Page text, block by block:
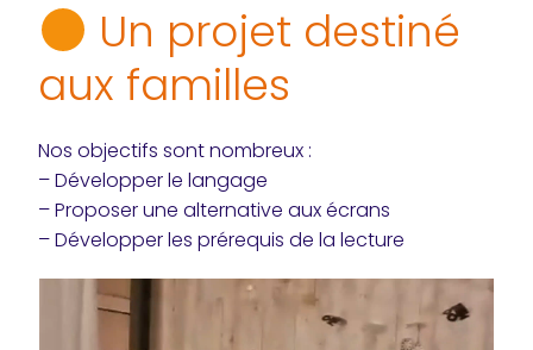
Un projet destiné
aux familles
Nos objectifs sont nombreux :
– Développer le langage
– Proposer une alternative aux écrans
– Développer les prérequis de la lecture